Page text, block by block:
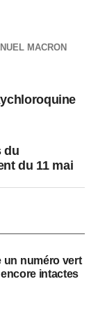
MACRON
du
du 11 mai
un numéro vert
intactes